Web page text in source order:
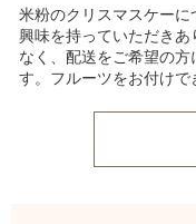
米粉のクリスマスケー
興味を持っていただき
なく、配送をご希望の
す。フルーツをお付け